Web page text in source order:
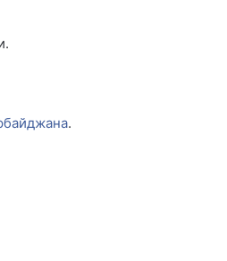
.